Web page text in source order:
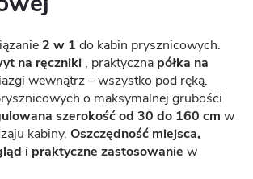
2 w 1 do kabin prysznicowych.
na ręczniki , praktyczna półka na
wewnątrz – wszystko pod ręką.
o maksymalnej grubości
szerokość od 30 do 160 cm w
kabiny. Oszczędność miejsca,
i praktyczne zastosowanie w